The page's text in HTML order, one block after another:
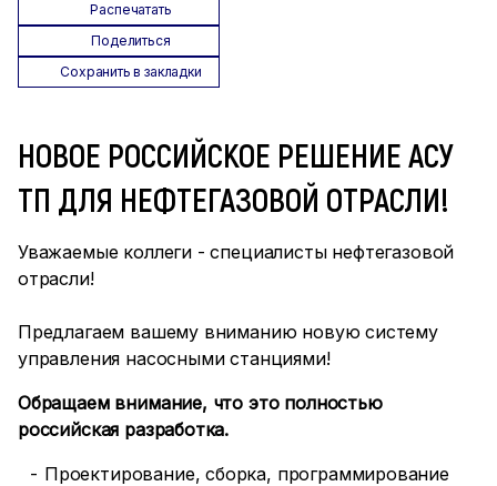
Распечатать
Поделиться
Сохранить в закладки
НОВОЕ РОССИЙСКОЕ РЕШЕНИЕ АСУ
ТП ДЛЯ НЕФТЕГАЗОВОЙ ОТРАСЛИ!
Уважаемые коллеги - специалисты нефтегазовой
отрасли!
Предлагаем вашему вниманию новую систему
управления насосными станциями!
Обращаем внимание, что это полностью
российская разработка.
Проектирование, сборка, программирование